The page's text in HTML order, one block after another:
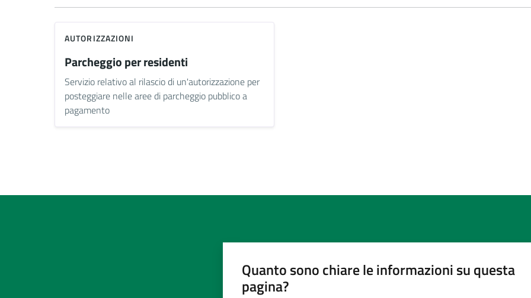
AUTORIZZAZIONI
Parcheggio per residenti
Servizio relativo al rilascio di un'autorizzazione per
posteggiare nelle aree di parcheggio pubblico a
pagamento
Quanto sono chiare le informazioni su questa
pagina?